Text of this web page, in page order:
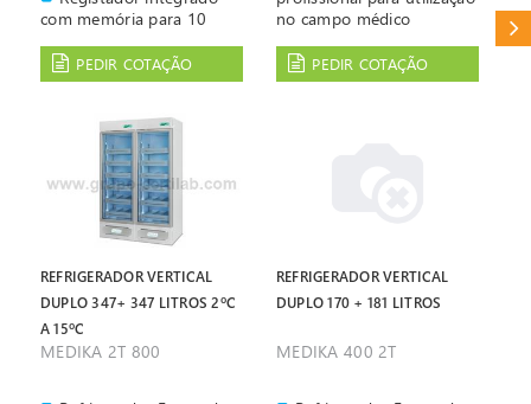
com memória para 10
Controlado por
microprocessador "ECT-F
excelente performance e a
redução do consumo em
Porta de vidro anti-
embaciamento, com 3
camadas de vidro
Controlo digital por
microprocessador 'ECT-F
Control Touch' com
PEDIR COTAÇÃO
no campo médico
Registador integrado
com memória para 10
embaciamento, com 3
camadas de vidro
PEDIR COTAÇÃO
REFRIGERADOR VERTICAL
DUPLO 347+ 347 LITROS 2ºC
A 15ºC
MEDIKA 2T 800
REFRIGERADOR VERTICAL
DUPLO 170 + 181 LITROS
MEDIKA 400 2T